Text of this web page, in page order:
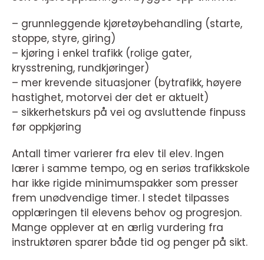
– grunnleggende kjøretøybehandling (starte,
stoppe, styre, giring)
– kjøring i enkel trafikk (rolige gater,
krysstrening, rundkjøringer)
– mer krevende situasjoner (bytrafikk, høyere
hastighet, motorvei der det er aktuelt)
– sikkerhetskurs på vei og avsluttende finpuss
før oppkjøring
Antall timer varierer fra elev til elev. Ingen
lærer i samme tempo, og en seriøs trafikkskole
har ikke rigide minimumspakker som presser
frem unødvendige timer. I stedet tilpasses
opplæringen til elevens behov og progresjon.
Mange opplever at en ærlig vurdering fra
instruktøren sparer både tid og penger på sikt.